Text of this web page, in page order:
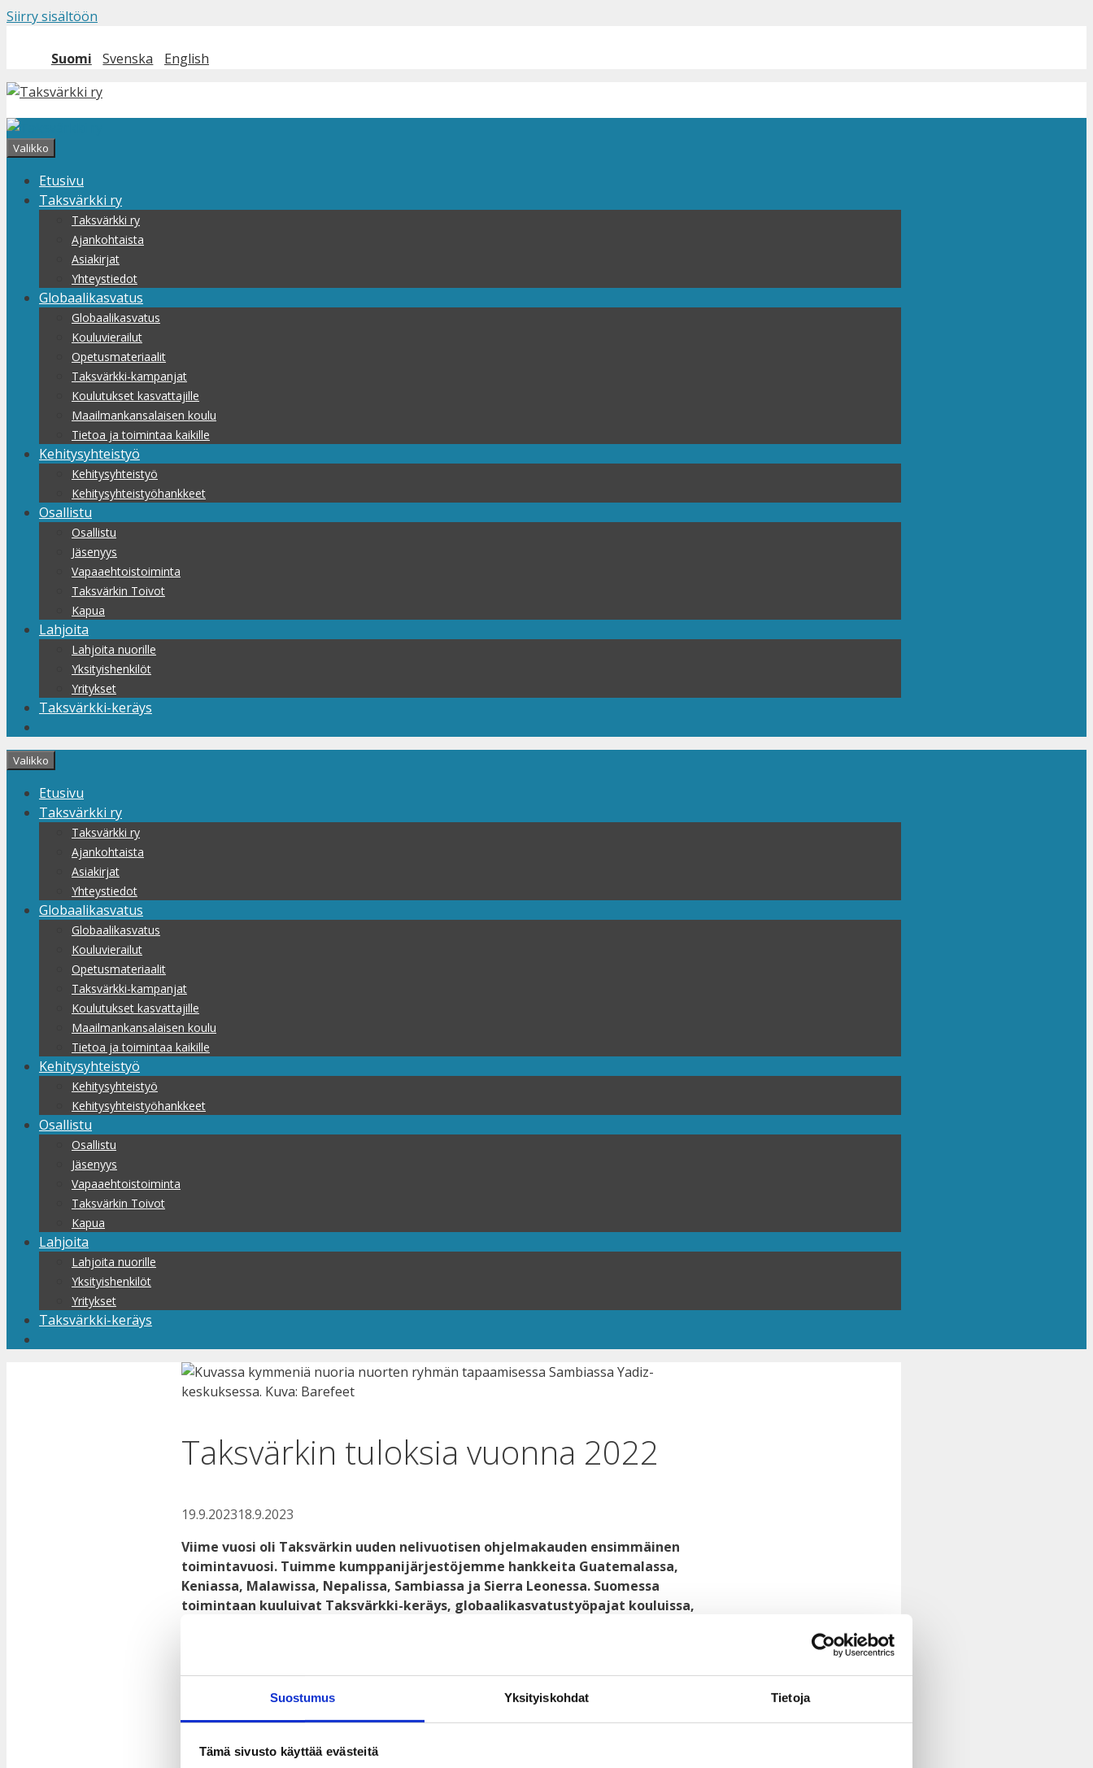
Suostumus Yksityiskohdat Tietoja
Tämä sivusto käyttää evästeitä
Siirry sisältöön
Suomi Svenska English
Valikko
Etusivu
Taksvärkki ry
Taksvärkki ry
Ajankohtaista
Asiakirjat
Yhteystiedot
Globaalikasvatus
Globaalikasvatus
Kouluvierailut
Opetusmateriaalit
Taksvärkki-kampanjat
Koulutukset kasvattajille
Maailmankansalaisen koulu
Tietoa ja toimintaa kaikille
Kehitysyhteistyö
Kehitysyhteistyö
Kehitysyhteistyöhankkeet
Osallistu
Osallistu
Jäsenyys
Vapaaehtoistoiminta
Taksvärkin Toivot
Kapua
Lahjoita
Lahjoita nuorille
Yksityishenkilöt
Yritykset
Taksvärkki-keräys
Valikko
Etusivu
Taksvärkki ry
Taksvärkki ry
Ajankohtaista
Asiakirjat
Yhteystiedot
Globaalikasvatus
Globaalikasvatus
Kouluvierailut
Opetusmateriaalit
Taksvärkki-kampanjat
Koulutukset kasvattajille
Maailmankansalaisen koulu
Tietoa ja toimintaa kaikille
Kehitysyhteistyö
Kehitysyhteistyö
Kehitysyhteistyöhankkeet
Osallistu
Osallistu
Jäsenyys
Vapaaehtoistoiminta
Taksvärkin Toivot
Kapua
Lahjoita
Lahjoita nuorille
Yksityishenkilöt
Yritykset
Taksvärkki-keräys
Taksvärkin tuloksia vuonna 2022
19.9.202318.9.2023
Viime vuosi oli Taksvärkin uuden nelivuotisen ohjelmakauden ensimmäinen
toimintavuosi. Tuimme kumppanijärjestöjemme hankkeita Guatemalassa,
Keniassa, Malawissa, Nepalissa, Sambiassa ja Sierra Leonessa. Suomessa
toimintaan kuuluivat Taksvärkki-keräys, globaalikasvatustyöpajat kouluissa,
osallisuutta kestävässä kehityksessä. Vuosi 2022 oli uuden ohjelmakauden ensimmäinen
tulosvuosi, jolloin tuettiin nuorten oikeuksia, nuorten yhteiskunnallista osallistumista ja
aktiivista kansalaisuutta
ohjelmamaissa